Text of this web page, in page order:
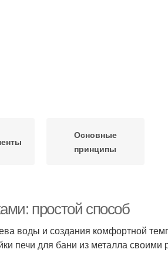
Основные
принципы
простой способ
воды и создания комфортной
печи для бани из металла своими